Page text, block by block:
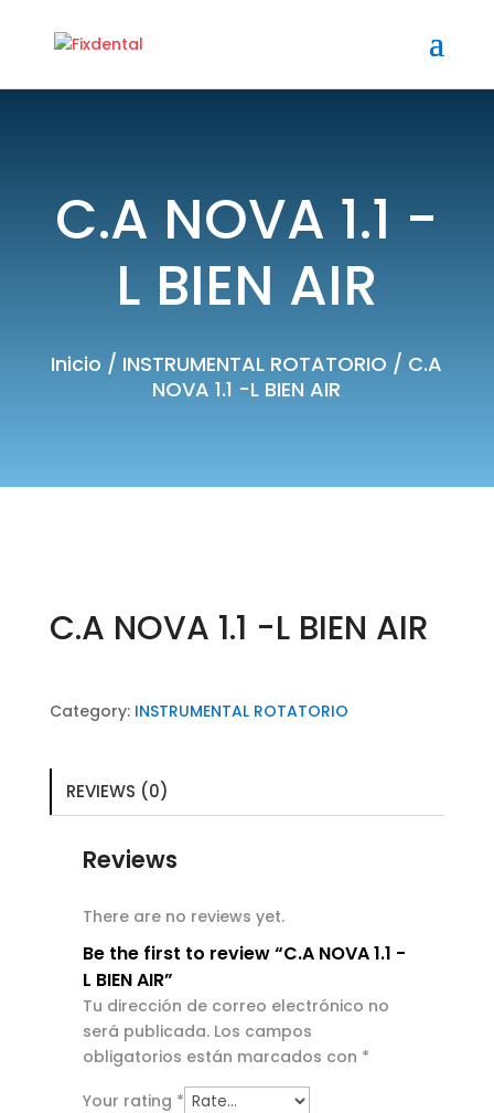
C.A NOVA 1.1 -
L BIEN AIR
Inicio / INSTRUMENTAL ROTATORIO / C.A
NOVA 1.1 -L BIEN AIR
C.A NOVA 1.1 -L BIEN AIR
Category: INSTRUMENTAL ROTATORIO
REVIEWS (0)
Reviews
There are no reviews yet.
Be the first to review “C.A NOVA 1.1 -
L BIEN AIR”
Tu dirección de correo electrónico no
será publicada. Los campos
obligatorios están marcados con *
Your rating *